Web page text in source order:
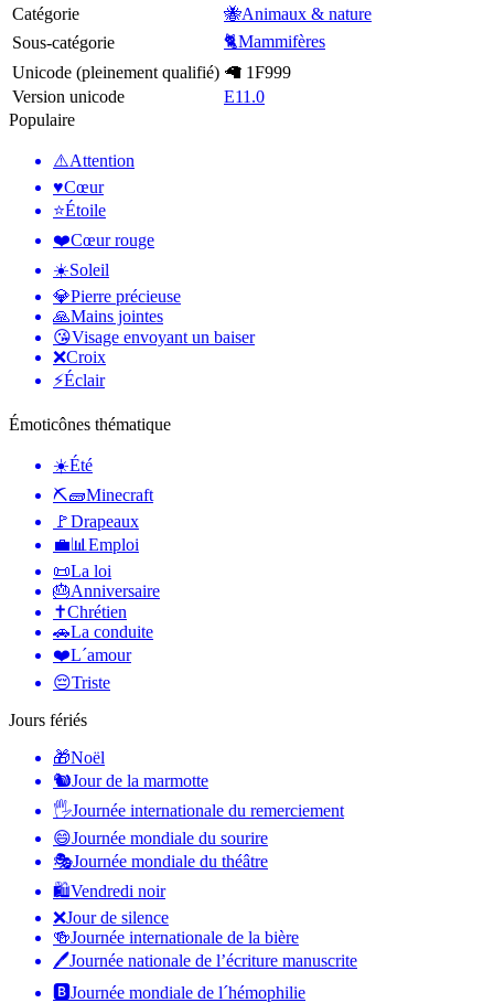
Catégorie
🐝Animaux & nature
Sous-catégorie
🐈Mammifères
Unicode (pleinement qualifié) 🦙 1F999
Version unicode
E11.0
Populaire
⚠️Attention
♥️Cœur
⭐Étoile
❤️Cœur rouge
☀️Soleil
💎Pierre précieuse
🙏Mains jointes
😘Visage envoyant un baiser
❌Croix
⚡Éclair
Émoticônes thématique
☀️Été
⛏🧱Minecraft
🚩Drapeaux
💼📊 Emploi
📜La loi
🎂Anniversaire
✝️Chrétien
🚗La conduite
❤️L´amour
😔Triste
Jours fériés
🎁Noël
🐿Jour de la marmotte
🖐Journée internationale du remerciement
😄Journée mondiale du sourire
🎭Journée mondiale du théâtre
🛍Vendredi noir
❌Jour de silence
🍻Journée internationale de la bière
🖊Journée nationale de l’écriture manuscrite
🅱️Journée mondiale de l´hémophilie